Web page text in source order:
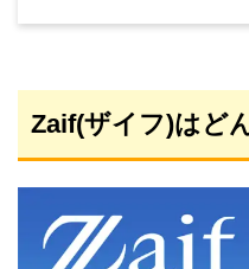
Zaif(ザイフ)はど